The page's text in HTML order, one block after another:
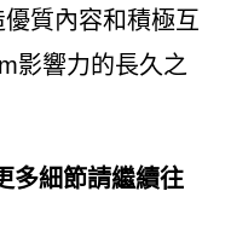
質內容和積極互
影響力的長久之
多細節請繼續往